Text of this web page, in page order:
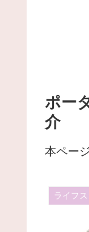
ポー
介
本ペー
ライフ